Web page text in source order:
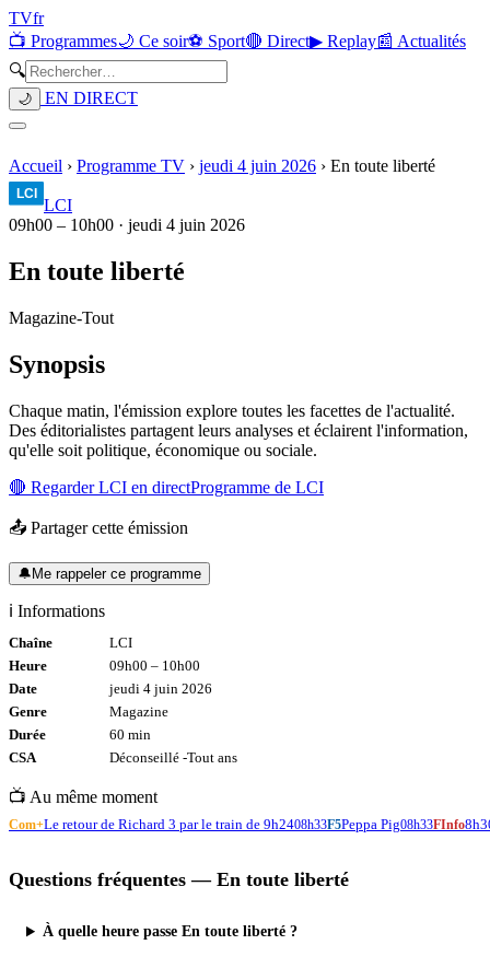
TVfr
📺 Programmes🌙 Ce soir⚽ Sport🔴 Direct▶ Replay📰 Actualités
🔍
🌙 EN DIRECT
Accueil › Programme TV › jeudi 4 juin 2026 › En toute liberté
LCI
09h00 – 10h00 · jeudi 4 juin 2026
En toute liberté
Magazine-Tout
Synopsis
Chaque matin, l'émission explore toutes les facettes de l'actualité.
Des éditorialistes partagent leurs analyses et éclairent l'information,
qu'elle soit politique, économique ou sociale.
🔴 RegarderLCI en directProgramme de LCI
📤 Partager cette émission
🔔Me rappeler ce programme
ℹ️ Informations
Chaîne
LCI
Heure
09h00 – 10h00
Date
jeudi 4 juin 2026
Genre
Magazine
Durée
60 min
CSA
Déconseillé -Tout ans
📺 Au même moment
Com+Le retour de Richard 3 par le train de 9h2408h33F5Peppa Pig08h33FInfo
Questions fréquentes — En toute liberté
À quelle heure passe En toute liberté ?